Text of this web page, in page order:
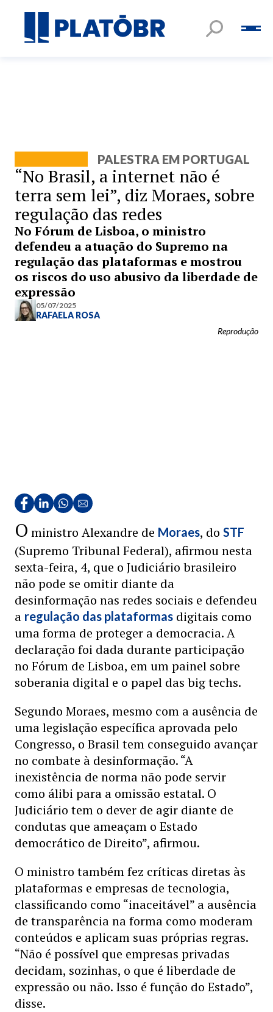
PALESTRA EM PORTUGAL
“No Brasil, a internet não é
terra sem lei”, diz Moraes, sobre
regulação das redes
No Fórum de Lisboa, o ministro
defendeu a atuação do Supremo na
regulação das plataformas e mostrou
os riscos do uso abusivo da liberdade de
expressão
05/07/2025
RAFAELA ROSA
Reprodução
O ministro Alexandre de Moraes, do STF
(Supremo Tribunal Federal), afirmou nesta
sexta-feira, 4, que o Judiciário brasileiro
não pode se omitir diante da
desinformação nas redes sociais e defendeu
a regulação das plataformas digitais como
uma forma de proteger a democracia. A
declaração foi dada durante participação
no Fórum de Lisboa, em um painel sobre
soberania digital e o papel das big techs.
Segundo Moraes, mesmo com a ausência de
uma legislação específica aprovada pelo
Congresso, o Brasil tem conseguido avançar
no combate à desinformação. “A
inexistência de norma não pode servir
como álibi para a omissão estatal. O
Judiciário tem o dever de agir diante de
condutas que ameaçam o Estado
democrático de Direito”, afirmou.
O ministro também fez críticas diretas às
plataformas e empresas de tecnologia,
classificando como “inaceitável” a ausência
de transparência na forma como moderam
conteúdos e aplicam suas próprias regras.
“Não é possível que empresas privadas
decidam, sozinhas, o que é liberdade de
expressão ou não. Isso é função do Estado”,
disse.